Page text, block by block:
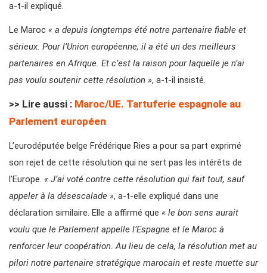
a-t-il expliqué.
Le Maroc « a depuis longtemps été notre partenaire fiable et
sérieux. Pour l’Union européenne, il a été un des meilleurs
partenaires en Afrique. Et c’est la raison pour laquelle je n’ai
pas voulu soutenir cette résolution », a-t-il insisté.
>> Lire aussi : Maroc/UE. Tartuferie espagnole au
Parlement européen
L’eurodéputée belge Frédérique Ries a pour sa part exprimé
son rejet de cette résolution qui ne sert pas les intérêts de
l’Europe. « J’ai voté contre cette résolution qui fait tout, sauf
appeler à la désescalade », a-t-elle expliqué dans une
déclaration similaire. Elle a affirmé que « le bon sens aurait
voulu que le Parlement appelle l’Espagne et le Maroc à
renforcer leur coopération. Au lieu de cela, la résolution met au
pilori notre partenaire stratégique marocain et reste muette sur